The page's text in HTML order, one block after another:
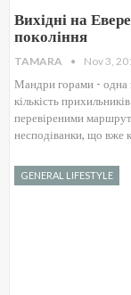
Вихідні на
покоління
TAMARA Nov 3,
Мандри горами - одна
кількість
перевіреними
несподіванки, що вже
GENERAL LIFESTYLE